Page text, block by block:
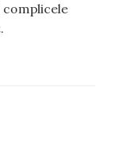
complicele